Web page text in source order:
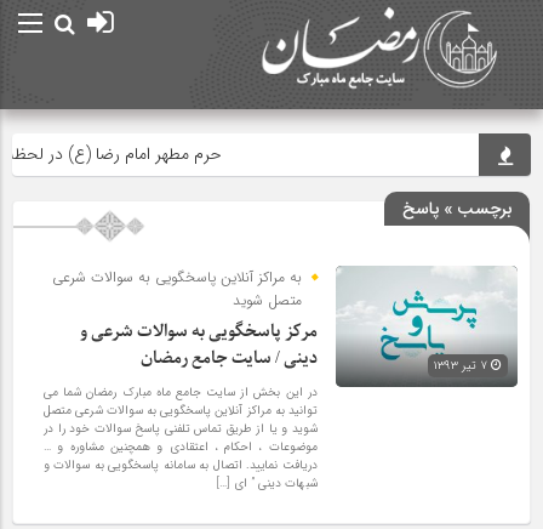
حرم مطهر امام رضا (ع) در لحظه
برچسب » پاسخ
به مراکز آنلاین پاسخگویی به سوالات شرعی
متصل شوید
مرکز پاسخگویی به سوالات شرعی و
دینی / سایت جامع رمضان
در این بخش از سایت جامع ماه مبارک رمضان شما می
توانید به مراکز آنلاین پاسخگویی به سوالات شرعی متصل
شوید و یا از طریق تماس تلفنی پاسخ سوالات خود را در
موضوعات ، احکام ، اعتقادی و همچنین مشاوره و …
دریافت نمایید. اتصال به سامانه پاسخگویی به سوالات و
شبهات دینی ” ای […]